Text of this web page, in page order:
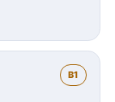
B1